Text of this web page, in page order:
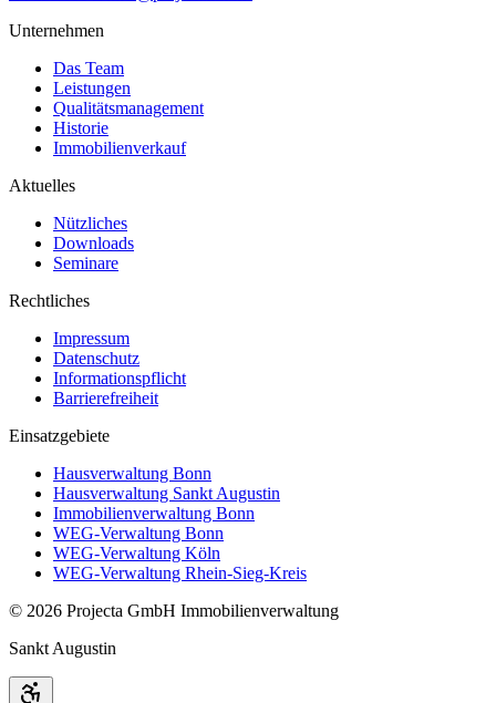
Unternehmen
Das Team
Leistungen
Qualitätsmanagement
Historie
Immobilienverkauf
Aktuelles
Nützliches
Downloads
Seminare
Rechtliches
Impressum
Datenschutz
Informationspflicht
Barrierefreiheit
Einsatzgebiete
Hausverwaltung Bonn
Hausverwaltung Sankt Augustin
Immobilienverwaltung Bonn
WEG-Verwaltung Bonn
WEG-Verwaltung Köln
WEG-Verwaltung Rhein-Sieg-Kreis
© 2026 Projecta GmbH Immobilienverwaltung
Sankt Augustin